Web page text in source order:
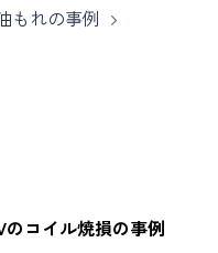
もれの事例
のコイル焼損の事例